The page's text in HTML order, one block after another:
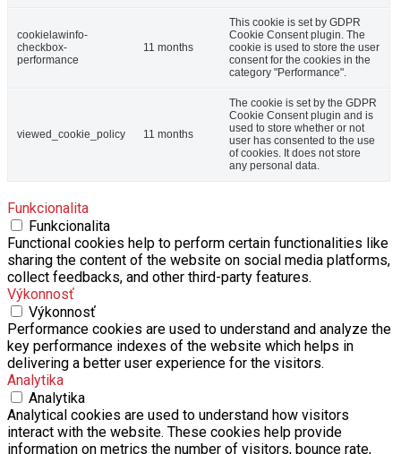
cookielawinfo-
checkbox-
performance
11 months
This cookie is set by GDPR
Cookie Consent plugin. The
cookie is used to store the user
consent for the cookies in the
category "Performance".
viewed_cookie_policy 11 months
The cookie is set by the GDPR
Cookie Consent plugin and is
used to store whether or not
user has consented to the use
of cookies. It does not store
any personal data.
Funkcionalita
Funkcionalita
Functional cookies help to perform certain functionalities like
sharing the content of the website on social media platforms,
collect feedbacks, and other third-party features.
Výkonnosť
Výkonnosť
Performance cookies are used to understand and analyze the
key performance indexes of the website which helps in
delivering a better user experience for the visitors.
Analytika
Analytika
Analytical cookies are used to understand how visitors
interact with the website. These cookies help provide
information on metrics the number of visitors, bounce rate,